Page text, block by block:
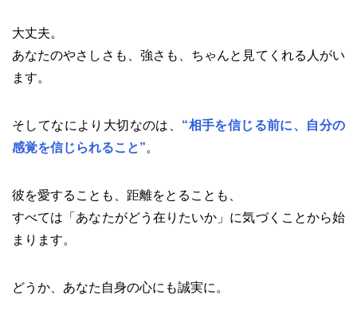
大丈夫。
あなたのやさしさも、強さも、ちゃんと見てくれる人がい
ます。
そしてなにより大切なのは、 “相手を信じる前に、自分の
感覚を信じられること”。
彼を愛することも、距離をとることも、
すべては「あなたがどう在りたいか」に気づくことから始
まります。
どうか、あなた自身の心にも誠実に。